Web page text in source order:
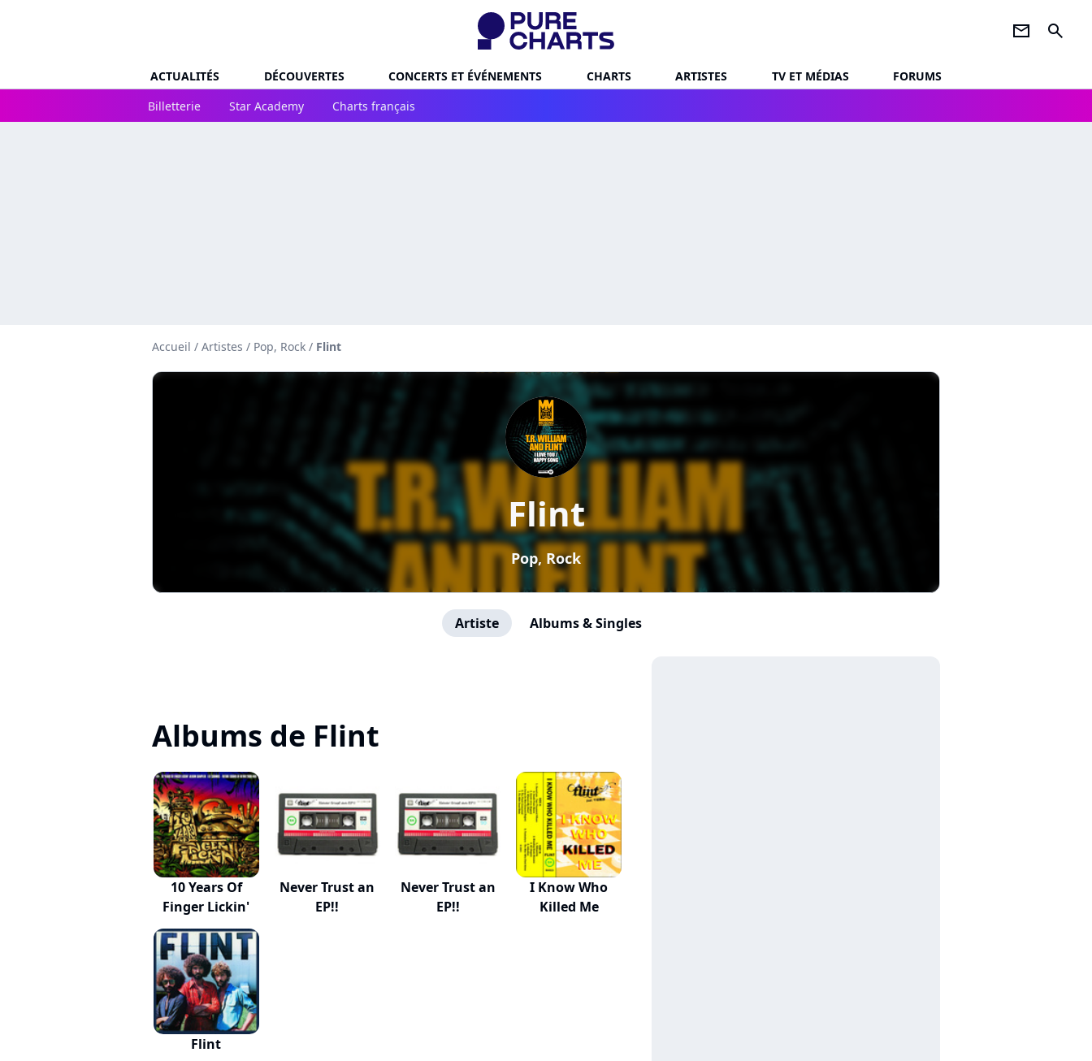
newsletter search
ACTUALITÉS DÉCOUVERTES CONCERTS ET ÉVÉNEMENTS CHARTS ARTISTES TV ET MÉDIAS
FORUMS
Billetterie
Star Academy Charts français
Accueil / Artistes / Pop, Rock / Flint
Flint
Pop, Rock
Artiste Albums & Singles
Albums de Flint
10 Years Of
Finger Lickin'
Never Trust an
EP!!
Never Trust an
EP!!
I Know Who
Killed Me
Flint